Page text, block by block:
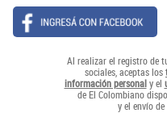
Al realizar el registro de
sociales, aceptas los
información personaly el
de El Colombiano
y el envío